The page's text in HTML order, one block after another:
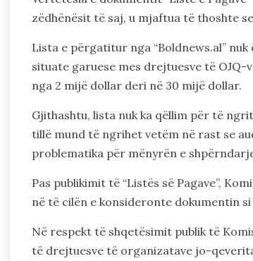
zëdhënësit të saj, u mjaftua të thoshte
Lista e përgatitur nga “Boldnews.al”
situate garuese mes drejtuesve të
nga 2 mijë dollar deri në 30 mijë dollar.
Gjithashtu, lista nuk ka qëllim për të
tillë mund të ngrihet vetëm në rast se
problematika për mënyrën e
Pas publikimit të “Listës së Pagave”,
në të cilën e konsideronte dokumentin si
Në respekt të shqetësimit publik të
të drejtuesve të organizatave jo-